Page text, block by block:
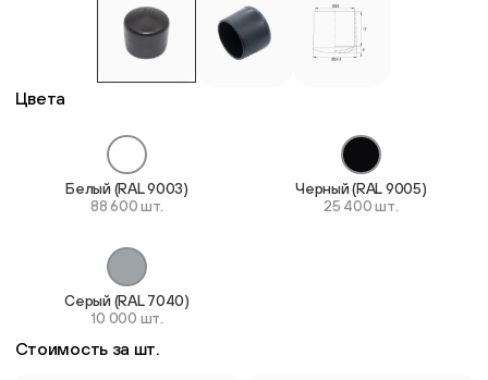
Цвета
Белый (RAL 9003)
88 600 шт.
Черный (RAL 9005)
25 400 шт.
Серый (RAL 7040)
10 000 шт.
Стоимость за шт.
Система выравнивания плитки
Дюбель